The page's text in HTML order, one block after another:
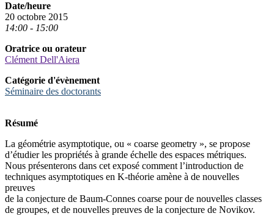
Date/heure
20 octobre 2015
14:00 - 15:00
Oratrice ou orateur
Clément Dell'Aiera
Catégorie d'évènement
Séminaire des doctorants
Résumé
La géométrie asymptotique, ou « coarse geometry », se propose
d’étudier les propriétés à grande échelle des espaces métriques.
Nous présenterons dans cet exposé comment l’introduction de
techniques asymptotiques en K-théorie amène à de nouvelles
preuves
de la conjecture de Baum-Connes coarse pour de nouvelles classes
de groupes, et de nouvelles preuves de la conjecture de Novikov.